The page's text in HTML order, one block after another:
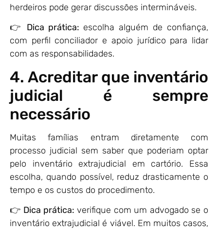
herdeiros pode gerar discussões intermináveis.
👉 Dica prática: escolha alguém de confiança,
com perfil conciliador e apoio jurídico para lidar
com as responsabilidades.
4. Acreditar que inventário
judicial é sempre
necessário
Muitas famílias entram diretamente com
processo judicial sem saber que poderiam optar
pelo inventário extrajudicial em cartório. Essa
escolha, quando possível, reduz drasticamente o
tempo e os custos do procedimento.
👉 Dica prática: verifique com um advogado se o
inventário extrajudicial é viável. Em muitos casos,